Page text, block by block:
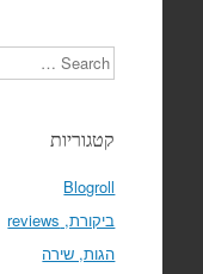
Search
קטגוריות
Blogroll
ביקורת, reviews
הגות, שירה